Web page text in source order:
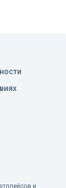
и